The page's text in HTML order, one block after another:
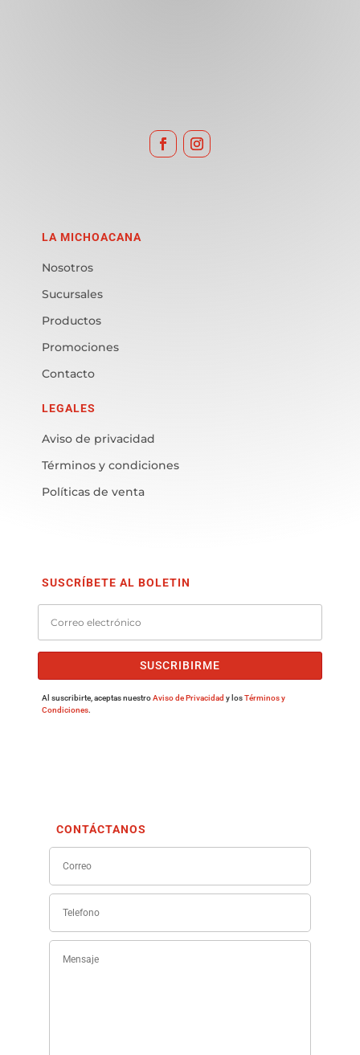
LA MICHOACANA
Nosotros
Sucursales
Productos
Promociones
Contacto
LEGALES
Aviso de privacidad
Términos y condiciones
Políticas de venta
SUSCRÍBETE AL BOLETIN
SUSCRIBIRME
Al suscribirte, aceptas nuestroAviso de Privacidad y losTérminos y
Condiciones.
CONTÁCTANOS